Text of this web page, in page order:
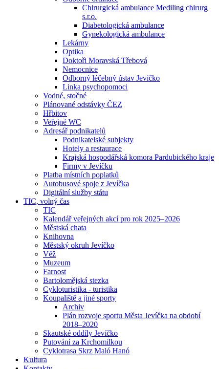
Chirurgická ambulance Mediling chirurg
s.r.o.
Diabetologická ambulance
Gynekologická ambulance
Lekárny
Optika
Doktoři Moravská Třebová
Nemocnice
Odborný léčebný ústav Jevíčko
Linka psychopomoci
Vodné, stočné
Plánované odstávky ČEZ
Hřbitov
Veřejné WC
Adresář podnikatelů
Podnikatelské subjekty
Hotely a restaurace
Krajská hospodářská komora Pardubického kraje
Firmy v Jevíčku
Platba místních poplatků
Autobusové spoje z Jevíčka
Digitální služby státu
TIC, volný čas
TIC
Kalendář veřejných akcí pro rok 2025–2026
Městská chata
Knihovna
Městský okruh Jevíčko
Věž
Muzeum
Farnost
Bartolomějská stezka
Cykloturistika - turistika
Koupaliště a jiné sporty
Archiv
Plán rozvoje sportu Města Jevíčka na období
2018–2020
Skautské oddíly Jevíčko
Putování za Krchomilkou
Cyklotrasa Skrz Maló Hanó
Kultura